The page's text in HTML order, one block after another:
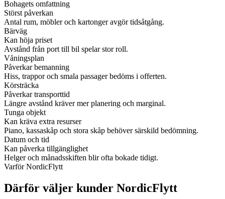
Bohagets omfattning
Störst påverkan
Antal rum, möbler och kartonger avgör tidsåtgång.
Bärväg
Kan höja priset
Avstånd från port till bil spelar stor roll.
Våningsplan
Påverkar bemanning
Hiss, trappor och smala passager bedöms i offerten.
Körsträcka
Påverkar transporttid
Längre avstånd kräver mer planering och marginal.
Tunga objekt
Kan kräva extra resurser
Piano, kassaskåp och stora skåp behöver särskild bedömning.
Datum och tid
Kan påverka tillgänglighet
Helger och månadsskiften blir ofta bokade tidigt.
Varför NordicFlytt
Därför väljer kunder NordicFlytt